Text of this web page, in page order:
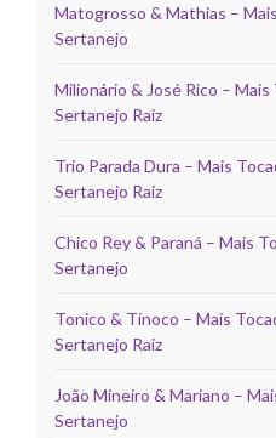
Matogrosso & Mathias –
Sertanejo
Milionário & José Rico – Mais
Sertanejo Raiz
Trio Parada Dura – Mais
Sertanejo Raiz
Chico Rey & Paraná – Mais
Sertanejo
Tonico & Tinoco – Mais
Sertanejo Raiz
João Mineiro & Mariano –
Sertanejo